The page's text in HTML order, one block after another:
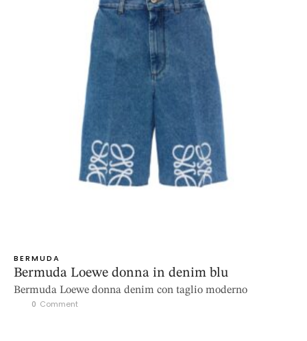
BERMUDA
Bermuda Loewe donna in denim blu
Bermuda Loewe donna denim con taglio moderno
0 Comment